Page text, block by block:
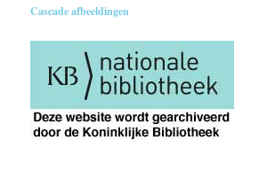
Cascade afbeeldingen